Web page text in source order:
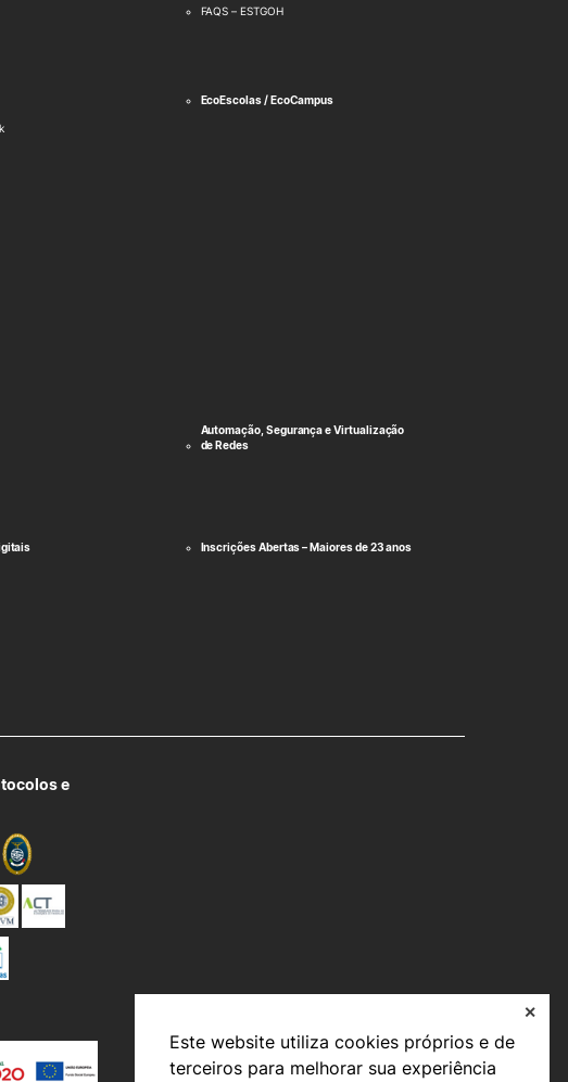
Este website utiliza cookies próprios e de
terceiros para melhorar sua experiência
✕
FAQS – ESTGOH
EcoEscolas / EcoCampus
Automação, Segurança e Virtualização
de Redes
Inscrições Abertas – Maiores de 23 anos
e